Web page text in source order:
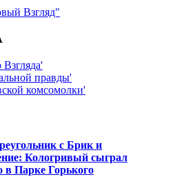
с Брик и
Кологривый сыграл
в Парке Горького